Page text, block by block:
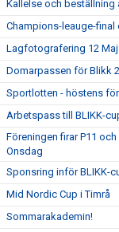
Kallelse och
Champions-leauge-final
Lagfotografering 12 Maj
Domarpassen för Blikk
Sportlotten - höstens
Arbetspass till BLIKK-
Föreningen firar P11
Onsdag
Sponsring inför BLIKK-
Mid Nordic Cup i Timrå
Sommarakademin!